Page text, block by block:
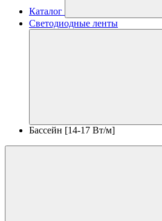
Каталог
Светодиодные ленты
Бассейн [14-17 Вт/м]